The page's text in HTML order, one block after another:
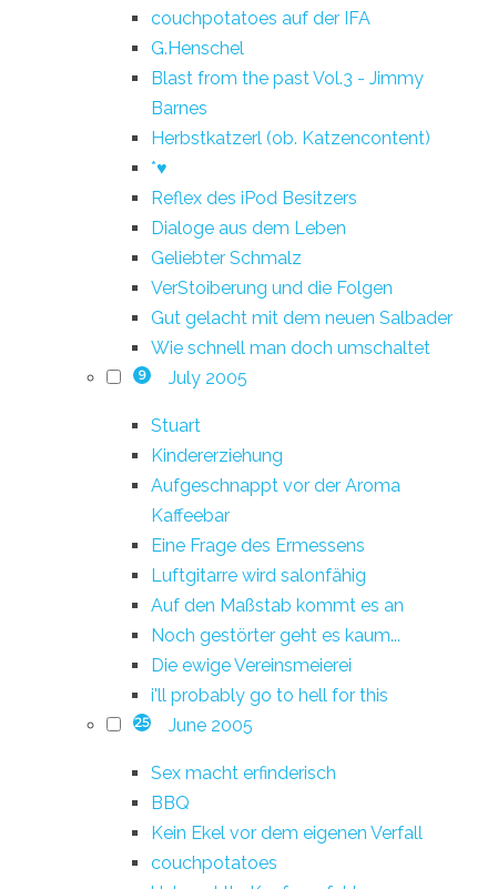
couchpotatoes auf der IFA
G.Henschel
Blast from the past Vol.3 - Jimmy
Barnes
Herbstkatzerl (ob. Katzencontent)
*♥
Reflex des iPod Besitzers
Dialoge aus dem Leben
Geliebter Schmalz
VerStoiberung und die Folgen
Gut gelacht mit dem neuen Salbader
Wie schnell man doch umschaltet
9 July 2005
Stuart
Kindererziehung
Aufgeschnappt vor der Aroma
Kaffeebar
Eine Frage des Ermessens
Luftgitarre wird salonfähig
Auf den Maßstab kommt es an
Noch gestörter geht es kaum...
Die ewige Vereinsmeierei
i'll probably go to hell for this
25 June 2005
Sex macht erfinderisch
BBQ
Kein Ekel vor dem eigenen Verfall
couchpotatoes